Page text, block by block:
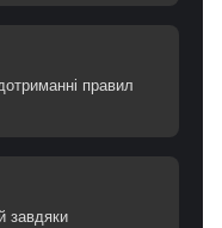
правил
завдяки